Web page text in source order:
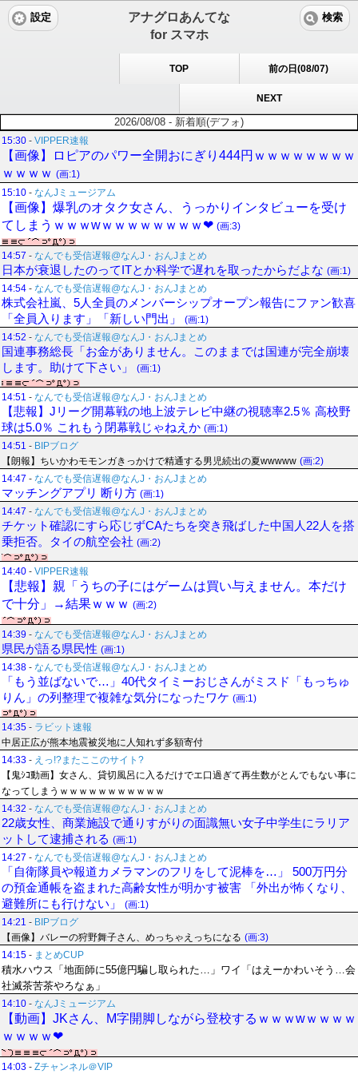
アナグロあんてな
for スマホ
設定 検索
TOP 前の日(08/07)
NEXT
2026/08/08 - 新着順(デフォ)
15:30 - VIPPER速報
【画像】ロピアのパワー全開おにぎり444円ｗｗｗｗｗｗｗｗ
ｗｗｗｗ (画:1)
15:10 - なんJミュージアム
【画像】爆乳のオタク女さん、うっかりインタビューを受け
てしまうｗｗｗwｗｗｗｗｗｗｗｗ❤ (画:3)
14:57 - なんでも受信遅報@なんJ・おんJまとめ
日本が衰退したのってITとか科学で遅れを取ったからだよな (画:1)
14:54 - なんでも受信遅報@なんJ・おんJまとめ
株式会社嵐、5人全員のメンバーシップオープン報告にファン歓喜
「全員入ります」「新しい門出」
(画:1)
14:52 - なんでも受信遅報@なんJ・おんJまとめ
国連事務総長「お金がありません。このままでは国連が完全崩壊
します。助けて下さい」
(画:1)
14:51 - なんでも受信遅報@なんJ・おんJまとめ
【悲報】Jリーグ開幕戦の地上波テレビ中継の視聴率2.5％ 高校野
球は5.0％ これもう閉幕戦じゃねえか (画:1)
14:51 - BIPブログ
【朗報】ちいかわモモンガきっかけで精通する男児続出の夏wwwww (画:2)
14:47 - なんでも受信遅報@なんJ・おんJまとめ
マッチングアプリ 断り方 (画:1)
14:47 - なんでも受信遅報@なんJ・おんJまとめ
チケット確認にすら応じずCAたちを突き飛ばした中国人22人を搭
乗拒否。タイの航空会社 (画:2)
14:40 - VIPPER速報
【悲報】親「うちの子にはゲームは買い与えません。本だけ
で十分」→結果ｗｗｗ (画:2)
14:39 - なんでも受信遅報@なんJ・おんJまとめ
県民が語る県民性 (画:1)
14:38 - なんでも受信遅報@なんJ・おんJまとめ
「もう並ばないで…」40代タイミーおじさんがミスド「もっちゅ
りん」の列整理で複雑な気分になったワケ (画:1)
14:35 - ラビット速報
中居正広が熊本地震被災地に人知れず多額寄付
14:33 - えっ!?またここのサイト?
【鬼ｼｺ動画】女さん、貸切風呂に入るだけでエ口過ぎて再生数がとんでもない事に
なってしまうｗｗｗｗｗｗｗｗｗｗｗ
14:32 - なんでも受信遅報@なんJ・おんJまとめ
22歳女性、商業施設で通りすがりの面識無い女子中学生にラリア
ットして逮捕される (画:1)
14:27 - なんでも受信遅報@なんJ・おんJまとめ
「自衛隊員や報道カメラマンのフリをして泥棒を…」 500万円分
の預金通帳を盗まれた高齢女性が明かす被害 「外出が怖くなり、
避難所にも行けない」
(画:1)
14:21 - BIPブログ
【画像】バレーの狩野舞子さん、めっちゃえっちになる (画:3)
14:15 - まとめCUP
積水ハウス「地面師に55億円騙し取られた…」ワイ「はえーかわいそう…会
社滅茶苦茶やろなぁ」
14:10 - なんJミュージアム
【動画】JKさん、M字開脚しながら登校するｗｗｗwｗｗｗｗ
ｗｗｗｗ❤
14:03 - Zチャンネル＠VIP